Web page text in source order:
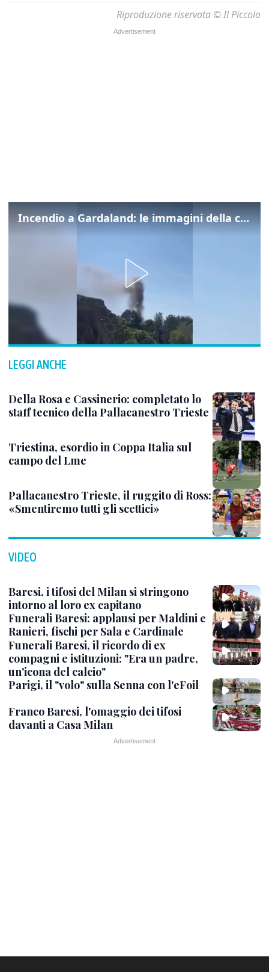
Riproduzione riservata © Il Piccolo
Incendio a Gardaland: le immagini della colonna di fumo
LEGGI ANCHE
Della Rosa e Cassinerio: completato lo
staff tecnico della Pallacanestro Trieste
Triestina, esordio in Coppa Italia sul
campo del Lme
Pallacanestro Trieste, il ruggito di Ross:
«Smentiremo tutti gli scettici»
VIDEO
Baresi, i tifosi del Milan si stringono
intorno al loro ex capitano
Funerali Baresi: applausi per Maldini e
Ranieri, fischi per Sala e Cardinale
Funerali Baresi, il ricordo di ex
compagni e istituzioni: "Era un padre,
un'icona del calcio"
Parigi, il "volo" sulla Senna con l'eFoil
Franco Baresi, l'omaggio dei tifosi
davanti a Casa Milan